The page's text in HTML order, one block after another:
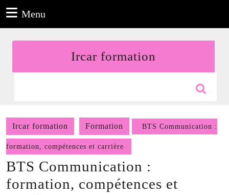
au
contenu
Menu
Ircar formation
Ircar formation Formation BTS Communication :
formation, compétences et carrière
BTS Communication :
formation, compétences et